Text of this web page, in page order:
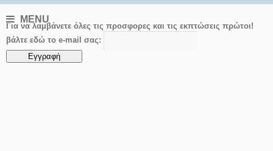
MENU
Για να λαμβάνετε όλες τις προσφορες και τις εκπτώσεις πρώτοι!
βάλτε εδώ το e-mail σας: